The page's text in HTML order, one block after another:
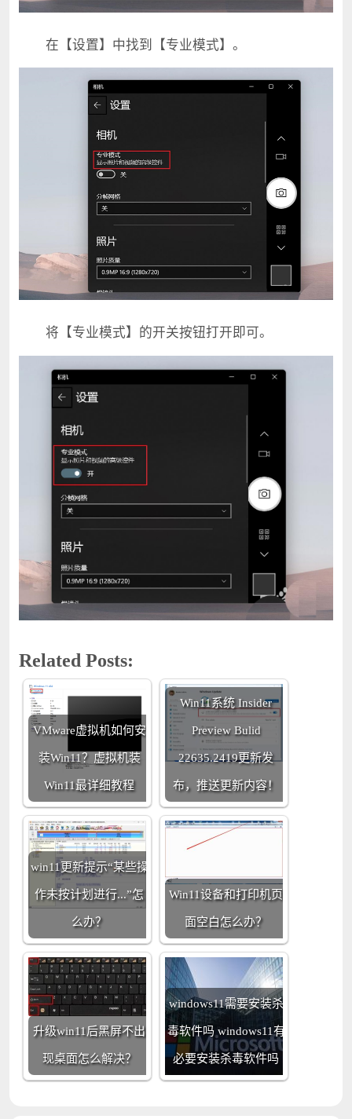
在【设置】中找到【专业模式】。
将【专业模式】的开关按钮打开即可。
Related Posts:
VMware虚拟机如何安
装Win11？虚拟机装
Win11最详细教程
Win11系统 Insider
Preview Bulid
22635.2419更新发
布，推送更新内容！
win11更新提示“某些操
作未按计划进行...”怎
么办？
Win11设备和打印机页
面空白怎么办？
升级win11后黑屏不出
现桌面怎么解决？
windows11需要安装杀
毒软件吗 windows11有
必要安装杀毒软件吗